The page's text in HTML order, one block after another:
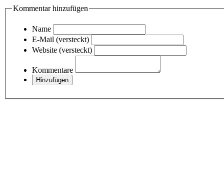
Kommentar hinzufügen
Name
E-Mail (versteckt)
Website (versteckt)
Kommentare